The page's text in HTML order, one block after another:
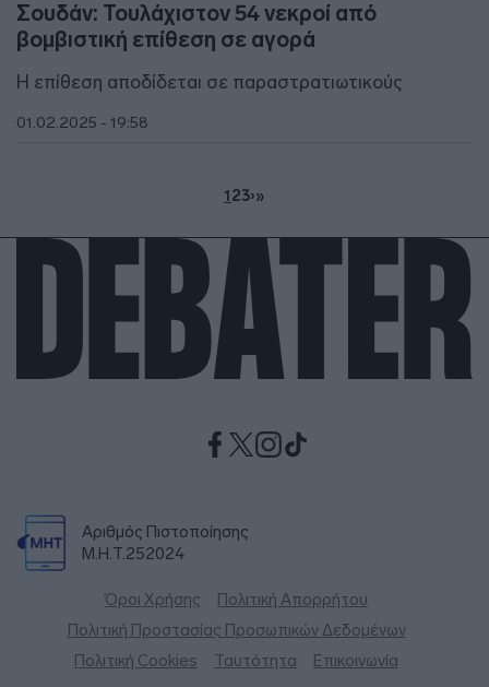
Σουδάν: Τουλάχιστον 54 νεκροί από
βομβιστική επίθεση σε αγορά
Η επίθεση αποδίδεται σε παραστρατιωτικούς
01.02.2025 - 19:58
123›»
Αριθμός Πιστοποίησης
Μ.Η.Τ.252024
Όροι Χρήσης
Πολιτική Απορρήτου
Πολιτική Προστασίας Προσωπικών Δεδομένων
Πολιτική Cookies
Ταυτότητα Επικοινωνία